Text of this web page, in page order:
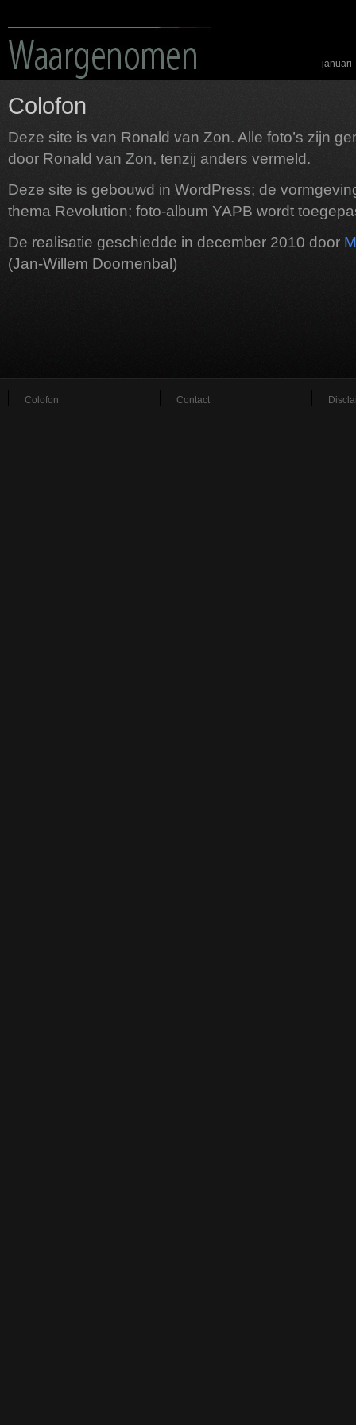
januari
Colofon
Deze site is van Ronald van Zon. Alle foto’s zijn
door Ronald van Zon, tenzij anders vermeld.
Deze site is gebouwd in WordPress; de
thema Revolution; foto-album YAPB wordt
De realisatie geschiedde in december 2010 door
(Jan-Willem Doornenbal)
Colofon Contact